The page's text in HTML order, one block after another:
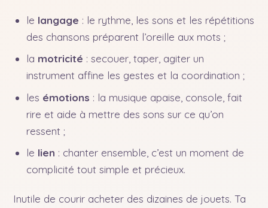
le langage : le rythme, les sons et les répétitions
des chansons préparent l’oreille aux mots ;
la motricité : secouer, taper, agiter un
instrument affine les gestes et la coordination ;
les émotions : la musique apaise, console, fait
rire et aide à mettre des sons sur ce qu’on
ressent ;
le lien : chanter ensemble, c’est un moment de
complicité tout simple et précieux.
Inutile de courir acheter des dizaines de jouets. Ta